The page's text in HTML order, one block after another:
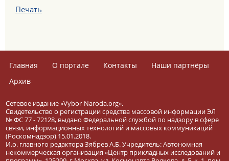
Печать
Главная О портале Контакты
Наши партнёры
Архив
Сетевое издание «Vybor-Naroda.org».
Свидетельство о регистрации средства массовой информации ЭЛ
№ ФС 77 - 72128, выдано Федеральной службой по надзору в сфере
связи, информационных технологий и массовых коммуникаций
(Роскомнадзор) 15.01.2018.
И.о. главного редактора Зябрев А.Б. Учредитель: Автономная
некоммерческая организация «Центр прикладных исследований и